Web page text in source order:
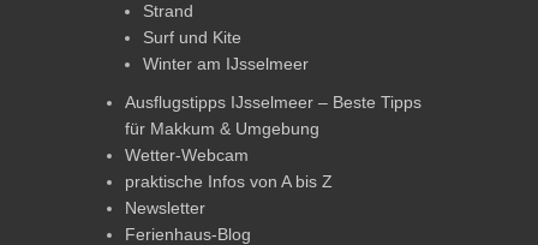
Strand
Surf und Kite
Winter am IJsselmeer
Ausflugstipps IJsselmeer – Beste Tipps
für Makkum & Umgebung
Wetter-Webcam
praktische Infos von A bis Z
Newsletter
Ferienhaus-Blog